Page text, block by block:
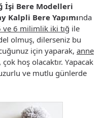
İşi Bere Modelleri
Kalpli Bere Yapımında
ve 6 milimlik iki tığ ile
olmuş, dilerseniz bu
için yaparak, anne
hoş olacaktır. Yapacak
ve mutlu günlerde